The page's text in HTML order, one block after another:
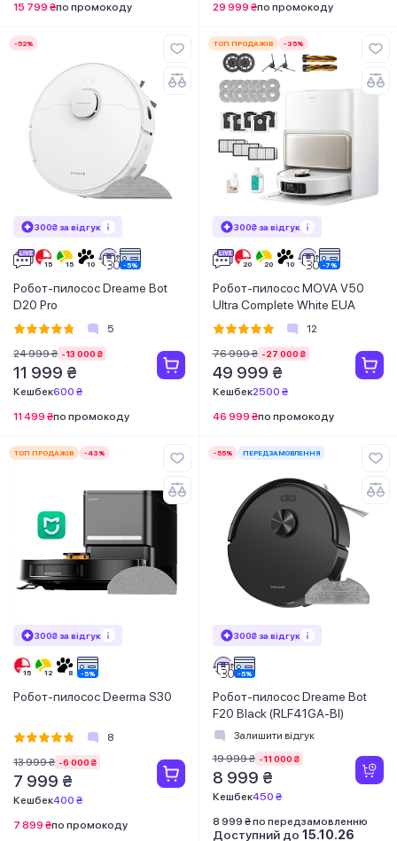
15 799 ₴по промокоду
29 999 ₴по промокоду
-52%
300₴ за відгук
Робот-пилосос Dreame Bot
D20 Pro
5
24 999 ₴ -13 000 ₴
11 999 ₴
Кешбек600 ₴
11 499 ₴по промокоду
ТОП ПРОДАЖІВ -35%
300₴ за відгук
Робот-пилосос MOVA V50
Ultra Complete White EUA
12
76 999 ₴ -27 000 ₴
49 999 ₴
Кешбек2500 ₴
46 999 ₴по промокоду
ТОП ПРОДАЖІВ -43%
300₴ за відгук
Робот-пилосос Deerma S30
8
13 999 ₴ -6 000 ₴
7 999 ₴
Кешбек400 ₴
7 899 ₴по промокоду
-55% ПЕРЕДЗАМОВЛЕННЯ
300₴ за відгук
Робот-пилосос Dreame Bot
F20 Black (RLF41GA-Bl)
Залишити відгук
19 999 ₴ -11 000 ₴
8 999 ₴
Кешбек450 ₴
8 999 ₴ по передзамовленню
Доступний до 15.10.26